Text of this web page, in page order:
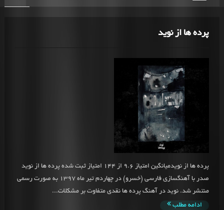
پرده ها از نوید
پرده ها از نویدمیانگین امتیاز 9.6 از 144 امتیاز ثبت شده پرده ها از نوید
صدر با آهنگسازی فارسی (خسرو) در چهاردم تیر ماه 1397 به صورت رسمی
منتشر شد. نوید در آهنگ پرده ها نقدی متفاوت بر مشکلات...
ادامه مطلب